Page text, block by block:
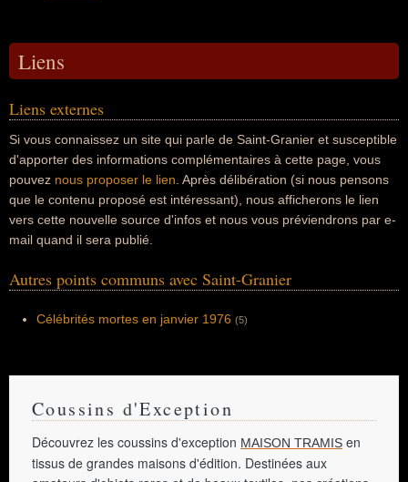
Liens
Liens externes
Si vous connaissez un site qui parle de Saint-Granier et susceptible
d'apporter des informations complémentaires à cette page, vous
pouvez nous proposer le lien . Après délibération (si nous pensons
que le contenu proposé est intéressant), nous afficherons le lien
vers cette nouvelle source d'infos et nous vous préviendrons par e-
mail quand il sera publié.
Autres points communs avec Saint-Granier
Célébrités mortes en janvier 1976 (5)
Coussins d'Exception
Découvrez les coussins d'exception MAISON TRAMIS en
tissus de grandes maisons d'édition. Destinées aux